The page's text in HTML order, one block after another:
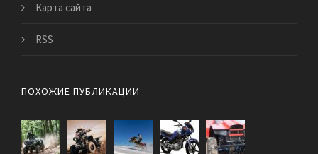
Карта сайта
RSS
ПОХОЖИЕ ПУБЛИКАЦИИ